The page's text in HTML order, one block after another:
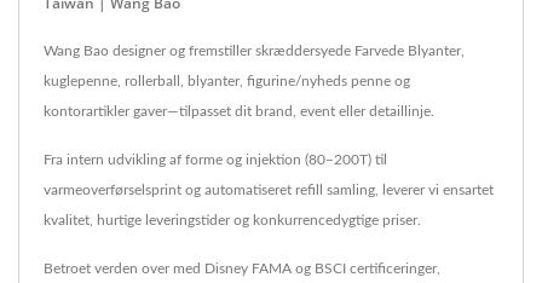
Wang Bao designer og fremstiller skræddersyede Farvede Blyanter,
kuglepenne, rollerball, blyanter, figurine/nyheds penne og
kontorartikler gaver—tilpasset dit brand, event eller detaillinje.
Fra intern udvikling af forme og injektion (80–200T) til
varmeoverførselsprint og automatiseret refill samling, leverer vi ensartet
kvalitet, hurtige leveringstider og konkurrencedygtige priser.
Betroet verden over med Disney FAMA og BSCI certificeringer,